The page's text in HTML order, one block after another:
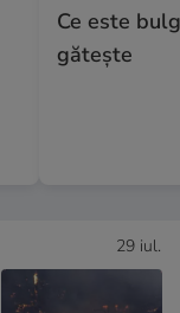
Ce este
gătește
29 iul.